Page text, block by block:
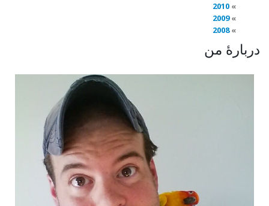
2010
2009
2008
دربارهٔ من